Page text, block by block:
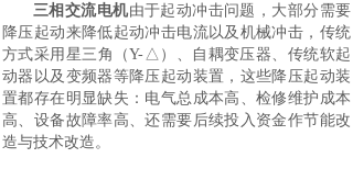
三相交流电机由于起动冲击问题，大部分需要
降压起动来降低起动冲击电流以及机械冲击，传统
方式采用星三角（Y-△）、自耦变压器、传统软起
动器以及变频器等降压起动装置，这些降压起动装
置都存在明显缺失：电气总成本高、检修维护成本
高、设备故障率高、还需要后续投入资金作节能改
造与技术改造。